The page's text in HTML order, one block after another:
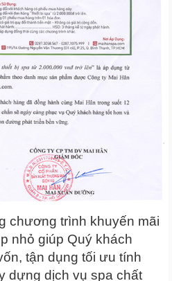
chương trình khuyến mãi
nhỏ giúp Quý khách
tận dụng tối ưu tính
dựng dịch vụ spa chất